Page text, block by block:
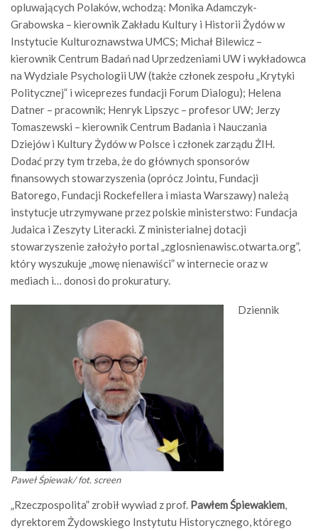
opluwających Polaków, wchodzą: Monika Adamczyk-
Grabowska – kierownik Zakładu Kultury i Historii Żydów w
Instytucie Kulturoznawstwa UMCS; Michał Bilewicz –
kierownik Centrum Badań nad Uprzedzeniami UW i wykładowca
na Wydziale Psychologii UW (także członek zespołu „Krytyki
Politycznej” i wiceprezes fundacji Forum Dialogu); Helena
Datner – pracownik; Henryk Lipszyc – profesor UW; Jerzy
Tomaszewski – kierownik Centrum Badania i Nauczania
Dziejów i Kultury Żydów w Polsce i członek zarządu ŻIH.
Dodać przy tym trzeba, że do głównych sponsorów
finansowych stowarzyszenia (oprócz Jointu, Fundacji
Batorego, Fundacji Rockefellera i miasta Warszawy) należą
instytucje utrzymywane przez polskie ministerstwo: Fundacja
Judaica i Zeszyty Literacki. Z ministerialnej dotacji
stowarzyszenie założyło portal „zglosnienawisc.otwarta.org”,
który wyszukuje „mowę nienawiści” w internecie oraz w
mediach i… donosi do prokuratury.
Paweł Śpiewak/ fot. screen
Dziennik
„Rzeczpospolita” zrobił wywiad z prof. Pawłem Śpiewakiem,
dyrektorem Żydowskiego Instytutu Historycznego, którego